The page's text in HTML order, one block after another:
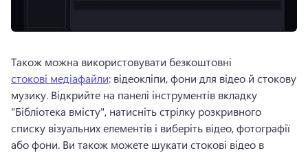
Також можна використовувати безкоштовні
стокові медіафайли: відеокліпи, фони для відео й стокову
музику. Відкрийте на панелі інструментів вкладку
"Бібліотека вмісту", натисніть стрілку розкривного
списку візуальних елементів і виберіть відео, фотографії
або фони. Ви також можете шукати стокові відео в